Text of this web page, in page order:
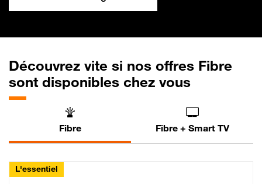
Découvrez vite si nos offres Fibre
sont disponibles chez vous
Fibre Fibre + Smart TV
L'essentiel